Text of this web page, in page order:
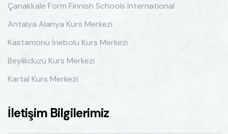
Çanakkale Form Finnish Schools International
Antalya Alanya Kurs Merkezi
Kastamonu İnebolu Kurs Merkezi
Beylikdüzü Kurs Merkezi
Kartal Kurs Merkezi
İletişim Bilgilerimiz